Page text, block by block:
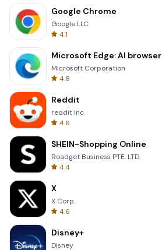
Google Chrome
Google LLC
4.1
Microsoft Edge: AI browser
Microsoft Corporation
4.8
Reddit
reddit Inc.
4.6
SHEIN-Shopping Online
Roadget Business PTE. LTD.
4.4
X
X Corp.
4.6
Disney+
Disney